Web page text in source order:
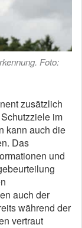
Foto:
zusätzlich
im
kann auch die
Das
und
auch der
während der
vertraut